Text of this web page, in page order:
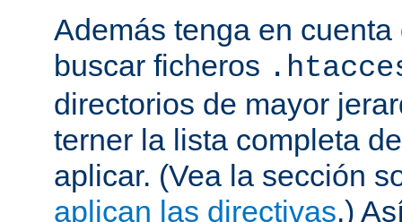
Además tenga en
buscar ficheros
directorios de mayor
terner la lista completa
aplicar. (Vea la sección
aplican las directivas.)